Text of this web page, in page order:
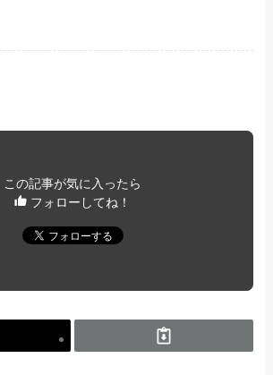
この記事が気に入ったら
フォローしてね！